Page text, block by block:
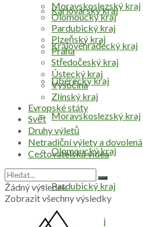
Karlovarský kraj
Královéhradecký kraj
Liberecký kraj
Moravskoslezský kraj
Olomoucký kraj
Pardubický kraj
Plzeňský kraj
Moravskoslezský kraj
Olomoucký kraj
Pardubický kraj
Plzeňský kraj
Praha
Středočeský kraj
Ústecký kraj
Vysočina
Zlínský kraj
Evropské státy
Svět
Druhy výletů
Netradiční výlety a dovolená
Cestovatelská videa
Žádný výsledek
Zobrazit všechny výsledky